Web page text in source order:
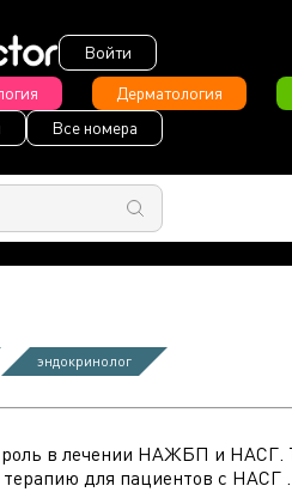
Войти
Дерматология
Все номера
эндокринолог
роль в лечении НАЖБП и НАСГ.
для пациентов с НАСГ